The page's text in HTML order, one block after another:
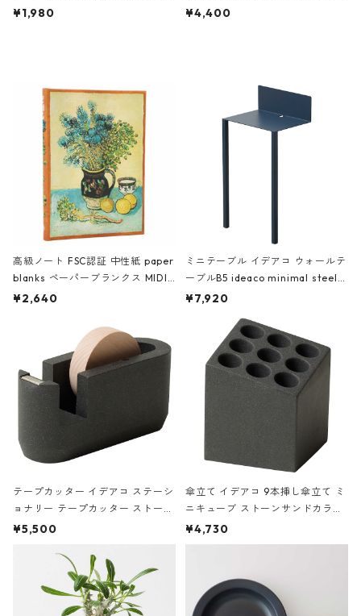
ch 3532 ルートート WR.ポーチ.ラ
¥1,980
AKU Timeless 100パーセント ス
¥4,400
高級ノート FSC認証 中性紙 paper
blanks ペーパーブランクス MIDI
ハードカバー 罫線 ヴァン・ゴッホ
¥2,640
ミニテーブル イデアコ ウォールテ
ーブルB5 ideaco minimal steel f
urniture WALL Table B5 ネイビー
¥7,920
テープカッター イデアコ ステーシ
ョナリー テープカッター ストーン
サンドカラー 石調 ideaco Station
¥5,500
傘立て イデアコ 9本挿し傘立て ミ
ニキューブ ストーンサンドカラー
石調 ideaco Umbrella Stand CUB
E ストーンサンドブラック
¥4,730